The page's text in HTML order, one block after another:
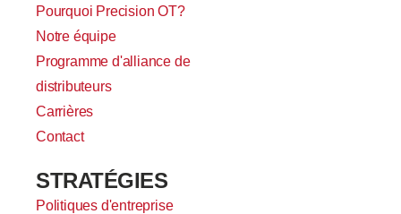
Pourquoi Precision OT?
Notre équipe
Programme d'alliance de
distributeurs
Carrières
Contact
STRATÉGIES
Politiques d'entreprise